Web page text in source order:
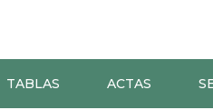
TABLAS ACTAS